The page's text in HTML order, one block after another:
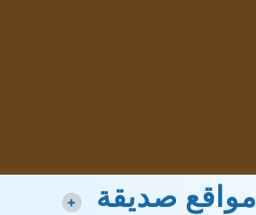
مواقع صديقة +